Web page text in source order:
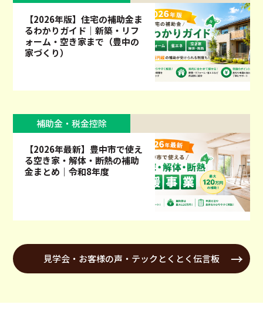
【2026年版】住宅の補助金ま
るわかりガイド｜新築・リフ
ォーム・空き家まで（豊中の
家づくり）
補助金・税金控除
【2026年最新】豊中市で使え
る空き家・解体・断熱の補助
金まとめ｜令和8年度
見学会・お客様の声・テックとくとく伝言板